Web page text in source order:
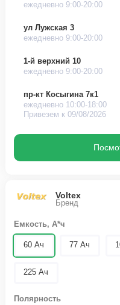
Voltex
Бренд
Емкость, А*ч
60 Ач 77 Ач
225 Ач
Полярность
ежедневно 9:00-20:00
ул Лужская 3
ежедневно 9:00-20:00
1-й верхний 10
ежедневно 9:00-20:00
пр-кт Косыгина 7к1
ежедневно 10:00-18:00
Привезем к 09/08/2026